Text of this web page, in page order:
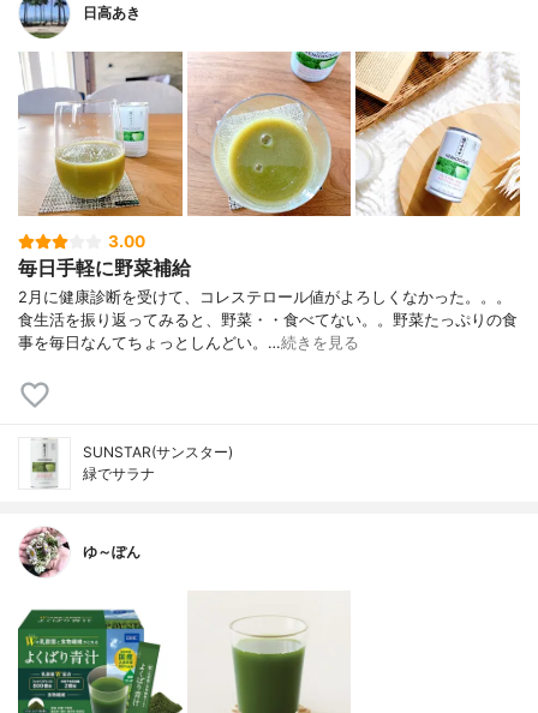
日高あき
3.00
毎日手軽に野菜補給
2月に健康診断を受けて、コレステロール値がよろしくなかった。。。
食生活を振り返ってみると、野菜・・食べてない。。野菜たっぷりの食
事を毎日なんてちょっとしんどい。…続きを見る
SUNSTAR(サンスター)
緑でサラナ
ゆ～ぽん